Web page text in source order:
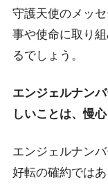
守護天使のメッ
事や使命に取り
るでしょう。
エンジェルナン
しいことは、慢心
エンジェルナン
好転の確約ではあ